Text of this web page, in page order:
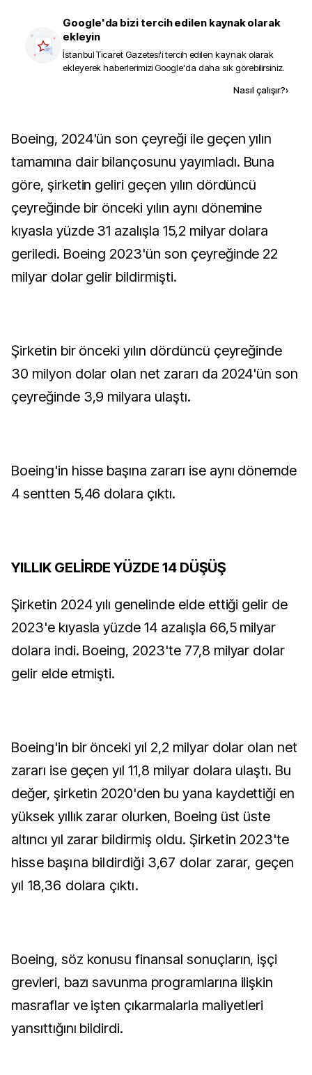
Google'da bizi tercih edilen kaynak olarak
ekleyin
İstanbul Ticaret Gazetesi'i tercih edilen kaynak olarak
ekleyerek haberlerimizi Google'da daha sık görebilirsiniz.
Nasıl çalışır?›
Boeing, 2024'ün son çeyreği ile geçen yılın
tamamına dair bilançosunu yayımladı. Buna
göre, şirketin geliri geçen yılın dördüncü
çeyreğinde bir önceki yılın aynı dönemine
kıyasla yüzde 31 azalışla 15,2 milyar dolara
geriledi. Boeing 2023'ün son çeyreğinde 22
milyar dolar gelir bildirmişti.
Şirketin bir önceki yılın dördüncü çeyreğinde
30 milyon dolar olan net zararı da 2024'ün son
çeyreğinde 3,9 milyara ulaştı.
Boeing'in hisse başına zararı ise aynı dönemde
4 sentten 5,46 dolara çıktı.
YILLIK GELİRDE YÜZDE 14 DÜŞÜŞ
Şirketin 2024 yılı genelinde elde ettiği gelir de
2023'e kıyasla yüzde 14 azalışla 66,5 milyar
dolara indi. Boeing, 2023'te 77,8 milyar dolar
gelir elde etmişti.
Boeing'in bir önceki yıl 2,2 milyar dolar olan net
zararı ise geçen yıl 11,8 milyar dolara ulaştı. Bu
değer, şirketin 2020'den bu yana kaydettiği en
yüksek yıllık zarar olurken, Boeing üst üste
altıncı yıl zarar bildirmiş oldu. Şirketin 2023'te
hisse başına bildirdiği 3,67 dolar zarar, geçen
yıl 18,36 dolara çıktı.
Boeing, söz konusu finansal sonuçların, işçi
grevleri, bazı savunma programlarına ilişkin
masraflar ve işten çıkarmalarla maliyetleri
yansıttığını bildirdi.